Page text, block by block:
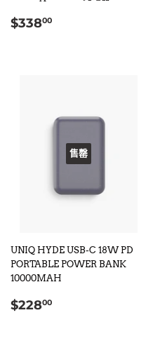
定
$33800
售罄
UNIQ HYDE USB-C 18W PD
PORTABLE POWER BANK
10000MAH
定
$22800